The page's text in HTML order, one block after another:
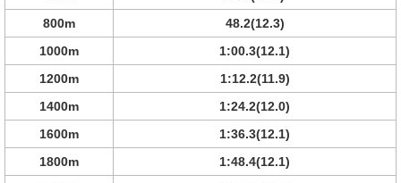
800m
48.2(12.3)
1000m
1:00.3(12.1)
1200m
1:12.2(11.9)
1400m
1:24.2(12.0)
1600m
1:36.3(12.1)
1800m
1:48.4(12.1)